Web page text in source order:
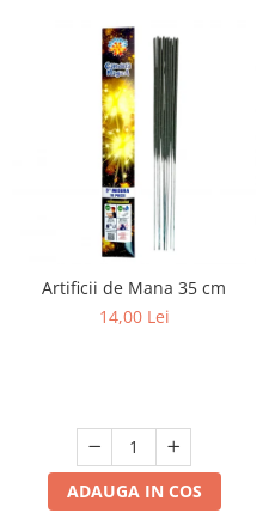
Artificii de Mana 35 cm
14,00 Lei
ADAUGA IN COS